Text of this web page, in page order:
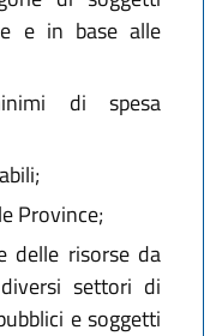
e in base alle
di spesa
Province;
delle risorse da
settori di
e soggetti